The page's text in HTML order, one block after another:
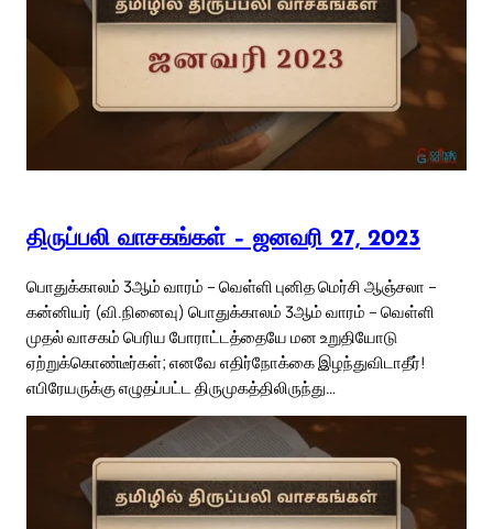
திருப்பலி வாசகங்கள் – ஜனவரி 27, 2023
பொதுக்காலம் 3ஆம் வாரம் – வெள்ளி புனித மெர்சி ஆஞ்சலா –
கன்னியர் (வி.நினைவு) பொதுக்காலம் 3ஆம் வாரம் – வெள்ளி
முதல் வாசகம் பெரிய போராட்டத்தையே மன உறுதியோடு
ஏற்றுக்கொண்டீர்கள்; எனவே எதிர்நோக்கை இழந்துவிடாதீர்!
எபிரேயருக்கு எழுதப்பட்ட திருமுகத்திலிருந்து…